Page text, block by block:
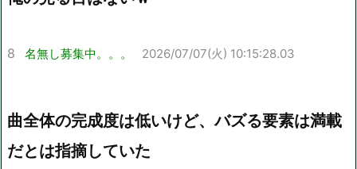
8 名無し募集中。。。 2026/07/07(火) 10:15:28.03
曲全体の完成度は低いけど、バズる要素は満載
だとは指摘していた